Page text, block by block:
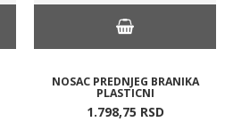
NOSAC PREDNJEG BRANIKA
PLASTICNI
1.798,75 RSD